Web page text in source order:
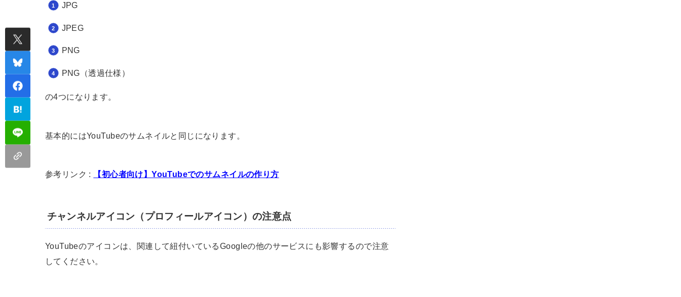
JPG
JPEG
PNG
PNG（透過仕様）
の4つになります。
基本的にはYouTubeのサムネイルと同じになります。
参考リンク : 【初心者向け】YouTubeでのサムネイルの作り方
チャンネルアイコン（プロフィールアイコン）の注意点
YouTubeのアイコンは、関連して紐付いているGoogleの他のサービスにも影響するので注意
してください。